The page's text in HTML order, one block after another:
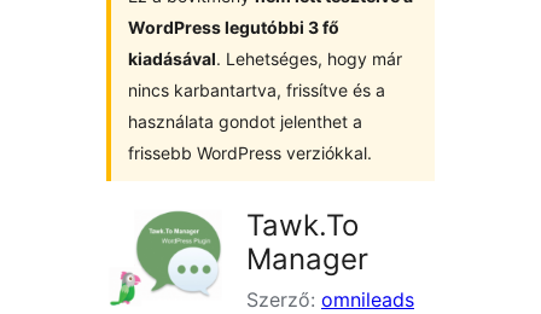
WordPress legutóbbi 3 fő
kiadásával. Lehetséges, hogy már
nincs karbantartva, frissítve és a
használata gondot jelenthet a
frissebb WordPress verziókkal.
Tawk.To
Manager
Szerző: omnileads